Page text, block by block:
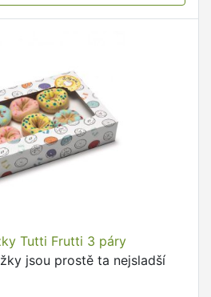
Tutti Frutti 3 páry
jsou prostě ta nejsladší